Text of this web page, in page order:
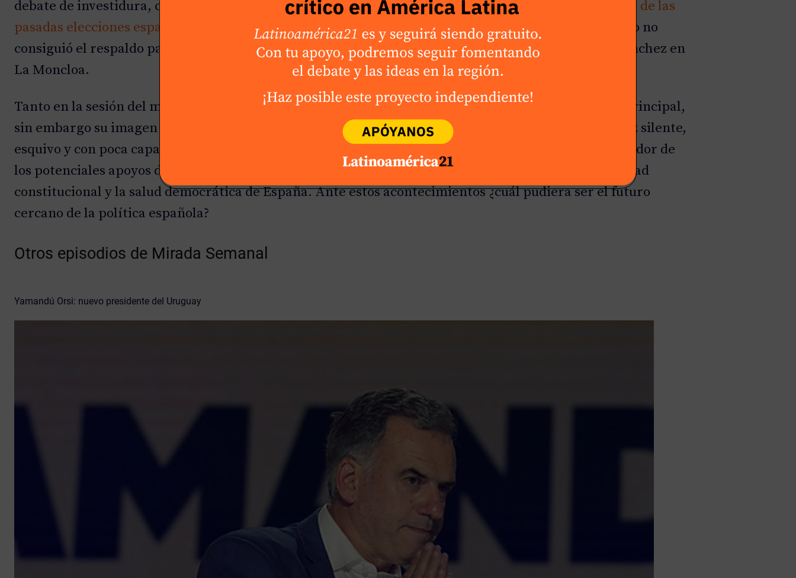
debate de investidura, con la intencionalidad de conformar gobierno una vez conocidos los
resultados de las
pasadas elecciones españolas
. Como ya se avizoraba el líder del Partido Popular, Alberto Núñez Feijóo no
consiguió el respaldo parlamentario necesario para poder armar un gobierno que suceda a Pedro Sánchez en
La Moncloa.
Tanto en la sesión del martes como la del viernes, su intento de investidura encalló en su propósito principal,
sin embargo su imagen podría haber salido fortalecida en el propio debate frente a un Pedro Sánchez silente,
esquivo y con poca capacidad propositiva. Especialmente frente a los señalamientos que giran alrededor de
los potenciales apoyos de los partidos independentistas y el efecto que pudiera tener para la integridad
constitucional y la salud democrática de España. Ante estos acontecimientos ¿cuál pudiera ser el futuro
cercano de la política española?
Otros episodios de Mirada Semanal
Yamandú Orsi: nuevo presidente del Uruguay